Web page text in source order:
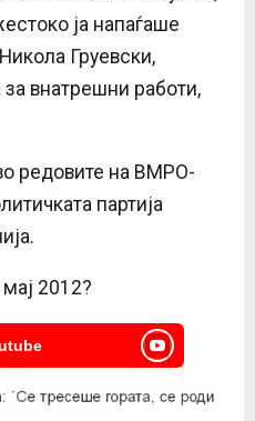
ја напаѓаше
Груевски,
внатрешни работи,
редовите на ВМРО-
партија
2012?